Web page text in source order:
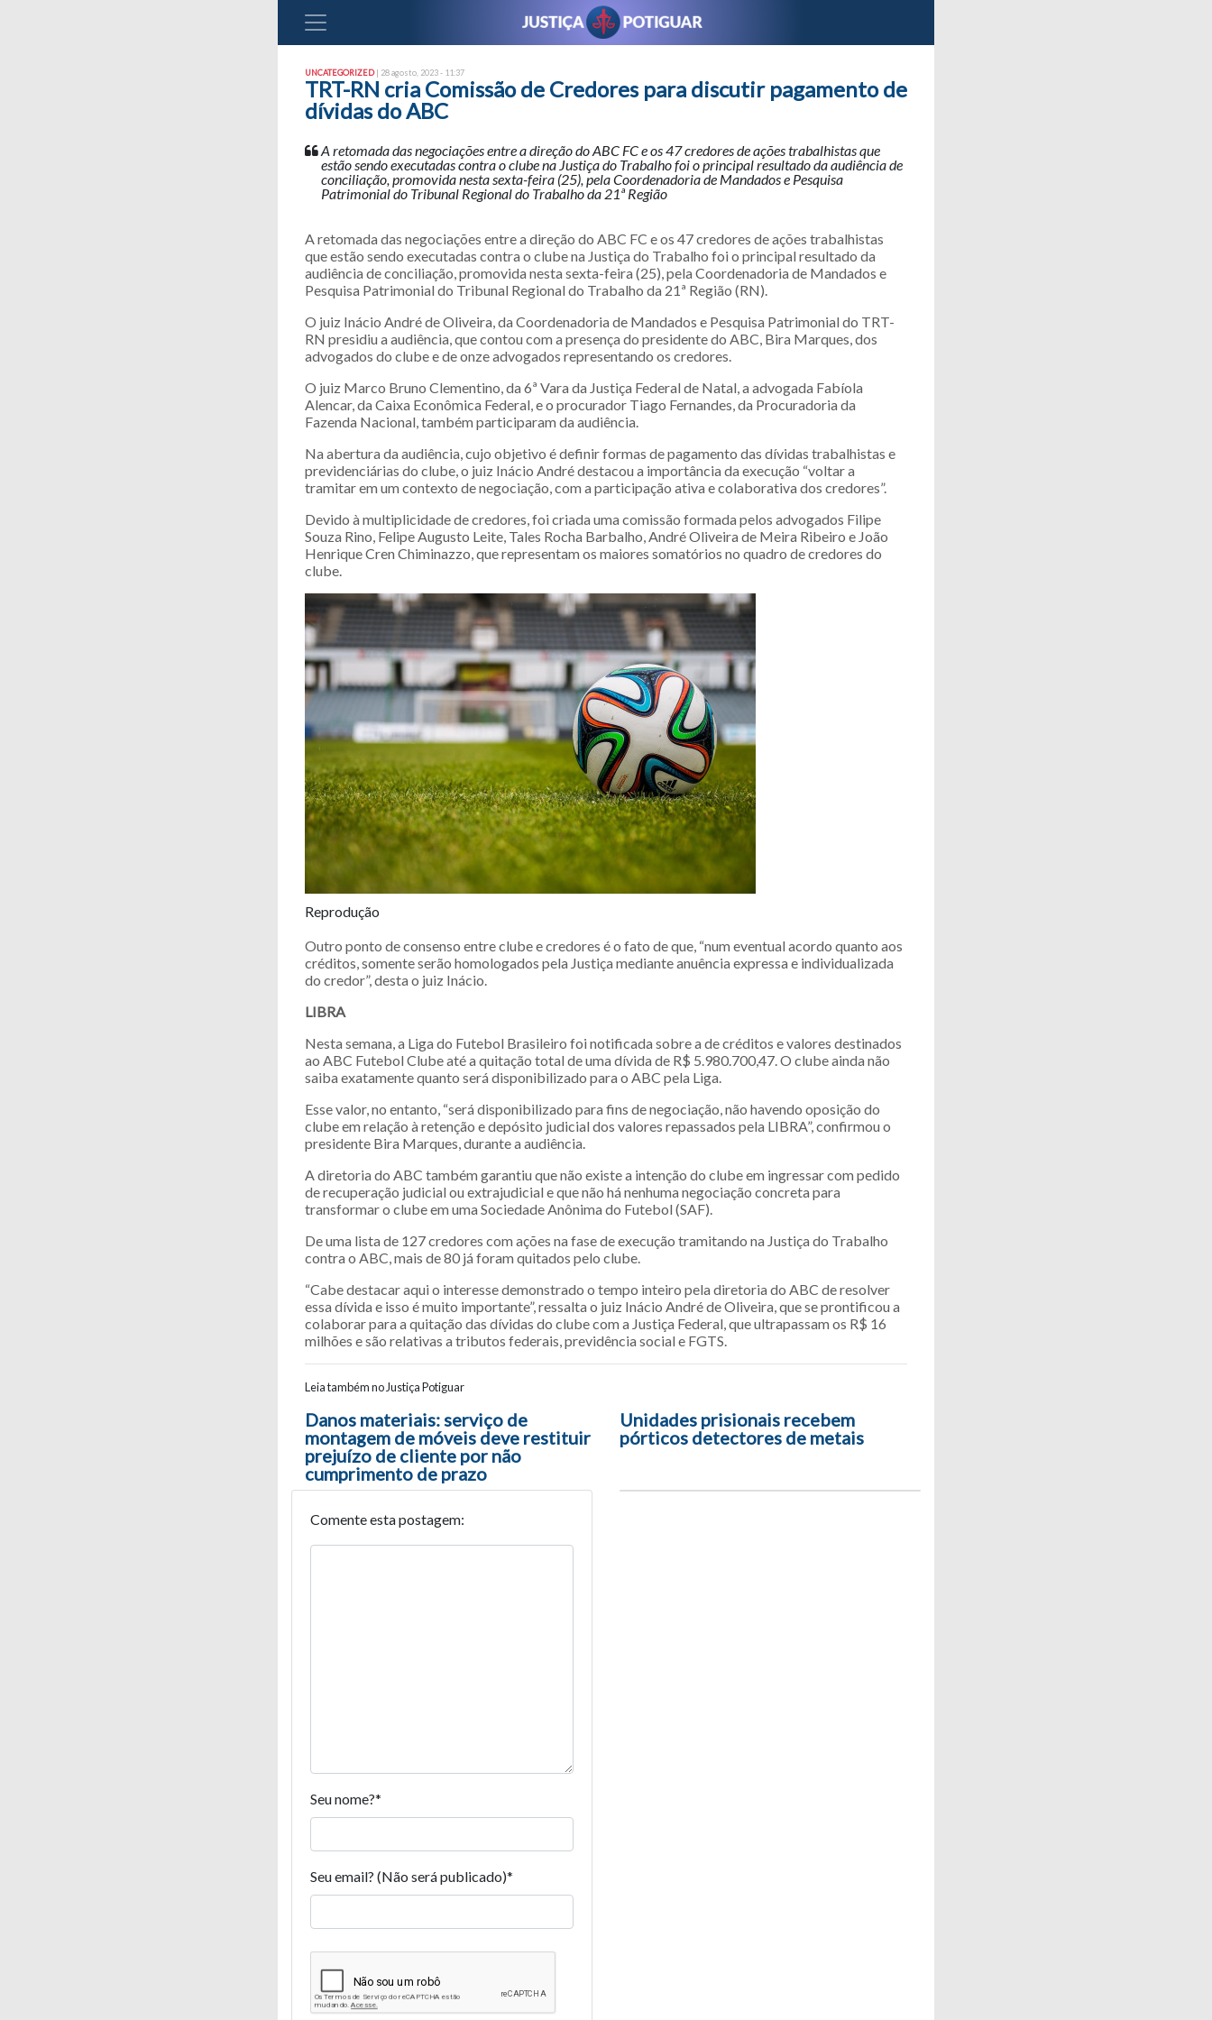
UNCATEGORIZED| 28 agosto, 2023 - 11:37
TRT-RN cria Comissão de Credores para discutir pagamento de
dívidas do ABC
A retomada das negociações entre a direção do ABC FC e os 47 credores de ações trabalhistas que
estão sendo executadas contra o clube na Justiça do Trabalho foi o principal resultado da audiência de
conciliação, promovida nesta sexta-feira (25), pela Coordenadoria de Mandados e Pesquisa
Patrimonial do Tribunal Regional do Trabalho da 21ª Região
A retomada das negociações entre a direção do ABC FC e os 47 credores de ações trabalhistas
que estão sendo executadas contra o clube na Justiça do Trabalho foi o principal resultado da
audiência de conciliação, promovida nesta sexta-feira (25), pela Coordenadoria de Mandados e
Pesquisa Patrimonial do Tribunal Regional do Trabalho da 21ª Região (RN).
O juiz Inácio André de Oliveira, da Coordenadoria de Mandados e Pesquisa Patrimonial do TRT-
RN presidiu a audiência, que contou com a presença do presidente do ABC, Bira Marques, dos
advogados do clube e de onze advogados representando os credores.
O juiz Marco Bruno Clementino, da 6ª Vara da Justiça Federal de Natal, a advogada Fabíola
Alencar, da Caixa Econômica Federal, e o procurador Tiago Fernandes, da Procuradoria da
Fazenda Nacional, também participaram da audiência.
Na abertura da audiência, cujo objetivo é definir formas de pagamento das dívidas trabalhistas e
previdenciárias do clube, o juiz Inácio André destacou a importância da execução “voltar a
tramitar em um contexto de negociação, com a participação ativa e colaborativa dos credores”.
Devido à multiplicidade de credores, foi criada uma comissão formada pelos advogados Filipe
Souza Rino, Felipe Augusto Leite, Tales Rocha Barbalho, André Oliveira de Meira Ribeiro e João
Henrique Cren Chiminazzo, que representam os maiores somatórios no quadro de credores do
clube.
Reprodução
Outro ponto de consenso entre clube e credores é o fato de que, “num eventual acordo quanto aos
créditos, somente serão homologados pela Justiça mediante anuência expressa e individualizada
do credor”, desta o juiz Inácio.
LIBRA
Nesta semana, a Liga do Futebol Brasileiro foi notificada sobre a de créditos e valores destinados
ao ABC Futebol Clube até a quitação total de uma dívida de R$ 5.980.700,47. O clube ainda não
saiba exatamente quanto será disponibilizado para o ABC pela Liga.
Esse valor, no entanto, “será disponibilizado para fins de negociação, não havendo oposição do
clube em relação à retenção e depósito judicial dos valores repassados pela LIBRA”, confirmou o
presidente Bira Marques, durante a audiência.
A diretoria do ABC também garantiu que não existe a intenção do clube em ingressar com pedido
de recuperação judicial ou extrajudicial e que não há nenhuma negociação concreta para
transformar o clube em uma Sociedade Anônima do Futebol (SAF).
De uma lista de 127 credores com ações na fase de execução tramitando na Justiça do Trabalho
contra o ABC, mais de 80 já foram quitados pelo clube.
“Cabe destacar aqui o interesse demonstrado o tempo inteiro pela diretoria do ABC de resolver
essa dívida e isso é muito importante”, ressalta o juiz Inácio André de Oliveira, que se prontificou a
colaborar para a quitação das dívidas do clube com a Justiça Federal, que ultrapassam os R$ 16
milhões e são relativas a tributos federais, previdência social e FGTS.
Leia também no Justiça Potiguar
Navegação entre posts
Danos materiais: serviço de
montagem de móveis deve restituir
prejuízo de cliente por não
cumprimento de prazo
Unidades prisionais recebem
pórticos detectores de metais
Comente esta postagem:
Seu nome?*
Seu email? (Não será publicado)*